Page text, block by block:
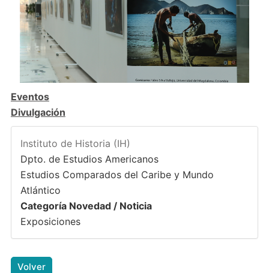
Eventos
Divulgación
Instituto de Historia (IH)
Dpto. de Estudios Americanos
Estudios Comparados del Caribe y Mundo
Atlántico
Categoría Novedad / Noticia
Exposiciones
Volver